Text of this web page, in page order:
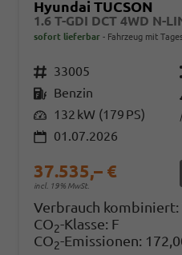
Hyundai TUCSON
sofort lieferbar Fahrzeug mit
Fahrzeugnr. 33005
Kraftstoff Benzin
Leistung 132 kW (179 PS)
01.07.2026
37.535,– €
incl. 19% MwSt.
Verbrauch kombiniert:
CO2-Klasse: F
CO2-Emissionen: